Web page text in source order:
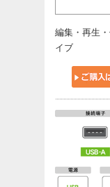
編集・再生
イブ